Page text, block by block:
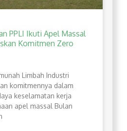
PPLI Ikuti Apel Massal
Komitmen Zero
Limbah Industri
komitmennya dalam
keselamatan kerja
apel massal Bulan